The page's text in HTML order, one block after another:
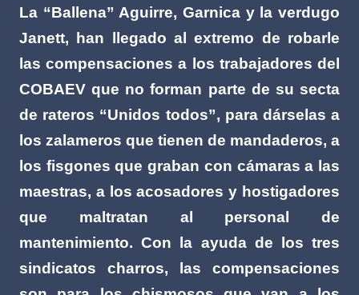
La “Ballena” Aguirre, Garnica y la verdugo
Janett, han llegado al extremo de robarle
las compensaciones a los trabajadores del
COBAEV que no forman parte de su secta
de rateros “Unidos todos”, para dárselas a
los zalameros que tienen de mandaderos, a
los fisgones que graban con cámaras a las
maestras, a los acosadores y hostigadores
que maltratan al personal de
mantenimiento. Con la ayuda de los tres
sindicatos charros, las compensaciones